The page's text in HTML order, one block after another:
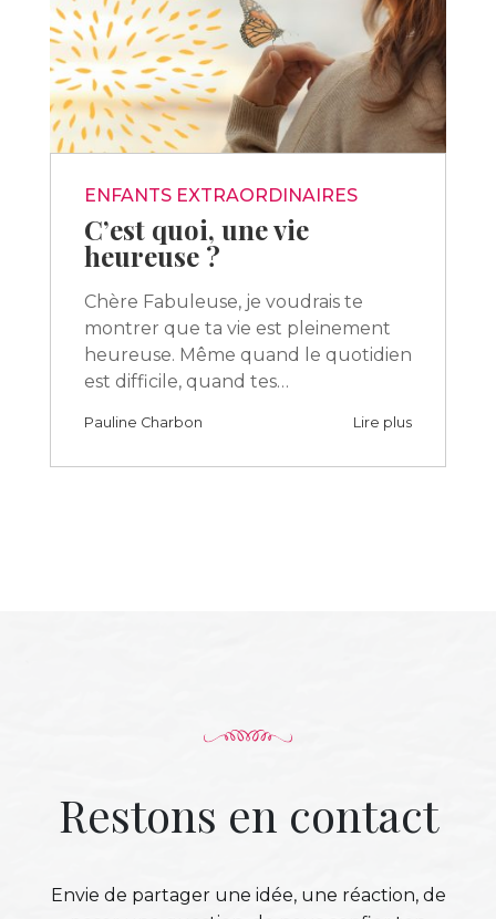
ENFANTS EXTRAORDINAIRES
C’est quoi, une vie
heureuse ?
Chère Fabuleuse, je voudrais te
montrer que ta vie est pleinement
heureuse. Même quand le quotidien
est difficile, quand tes…
Pauline Charbon Lire plus
Restons en contact
Envie de partager une idée, une réaction, de